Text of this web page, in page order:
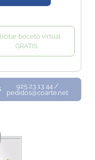
boceto virtual
GRATIS
925 23 13 44 /
pedidos@coarte.net